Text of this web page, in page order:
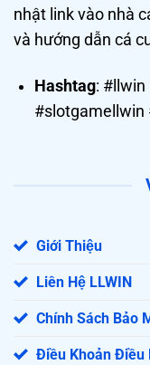
nhật link vào nhà
và hướng dẫn cá
Hashtag: #llwin
#slotgamellwin
Giới Thiệu
Liên Hệ LLWIN
Chính Sách Bảo
Điều Khoản Điều